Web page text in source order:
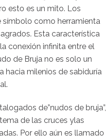
esto es un mito. Los
símbolo como herramienta
Esta característica
conexión infinita entre el
de Bruja no es solo un
hacia milenios de sabiduría
de”nudos de bruja”,
de las cruces ylas
Por ello aún es llamado